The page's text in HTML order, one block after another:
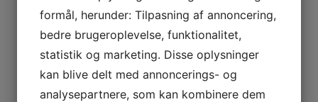
ST1421
Læs mere
formål, herunder: Tilpasning af annoncering,
bedre brugeroplevelse, funktionalitet,
statistik og marketing. Disse oplysninger
kan blive delt med annoncerings- og
analysepartnere, som kan kombinere dem